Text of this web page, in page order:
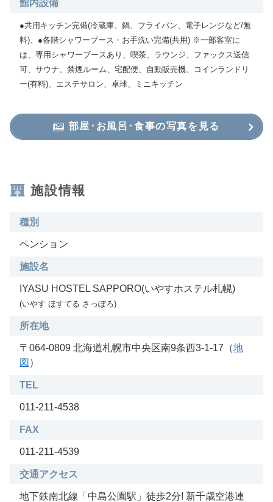
館内設備
●共用キッチン完備(冷蔵庫、鍋、フライパン、電子レンジなど/無
料)、●各階シャワーブース・お手洗い完備(共用) ※一部客室に
は、専用シャワーブースあり、喫茶、ラウンジ、ファックス送信
可、サウナ、禁煙ルーム、宅配便、自動販売機、コインランドリ
ー(有料)、エステサロン、卓球、ミニキッチン
部屋･お風呂･食事の写真を見る
施設情報
種別
ペンション
施設名
IYASU HOSTEL SAPPORO(いやすホステル札幌)
(いやす ほすてる さっぽろ)
所在地
〒064-0809 北海道札幌市中央区南9条西3-1-17（地
図 ）
TEL
011-211-4538
FAX
011-211-4539
交通アクセス
地下鉄南北線「中島公園駅」徒歩2分! 新千歳空港連